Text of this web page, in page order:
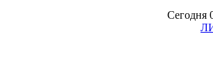
Сегодня